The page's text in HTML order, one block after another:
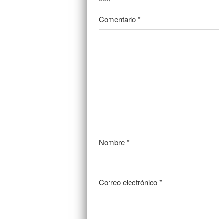
Comentario*
Nombre*
Correo electrónico*